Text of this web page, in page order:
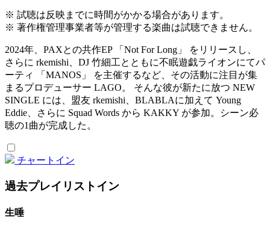
※ 試聴は反映までに時間がかかる場合があります。
※ 著作権管理事業者等が管理する楽曲は試聴できません。
2024年、PAXとの共作EP 「Not For Long」 をリリースし、
さらに rkemishi、DJ 竹細工とともに不眠遊戯ライオンにてパ
ーティ 「MANOS」 を主催するなど、その活動に注目が集
まるプロデューサー LAGO。 そんな彼が新たに放つ NEW
SINGLE には、盟友 rkemishi、BLABLAに加えて Young
Eddie、さらに Squad Words から KAKKY が参加。シーン必
聴の1曲が完成した。
チャートイン
過去プレイリストイン
生唾